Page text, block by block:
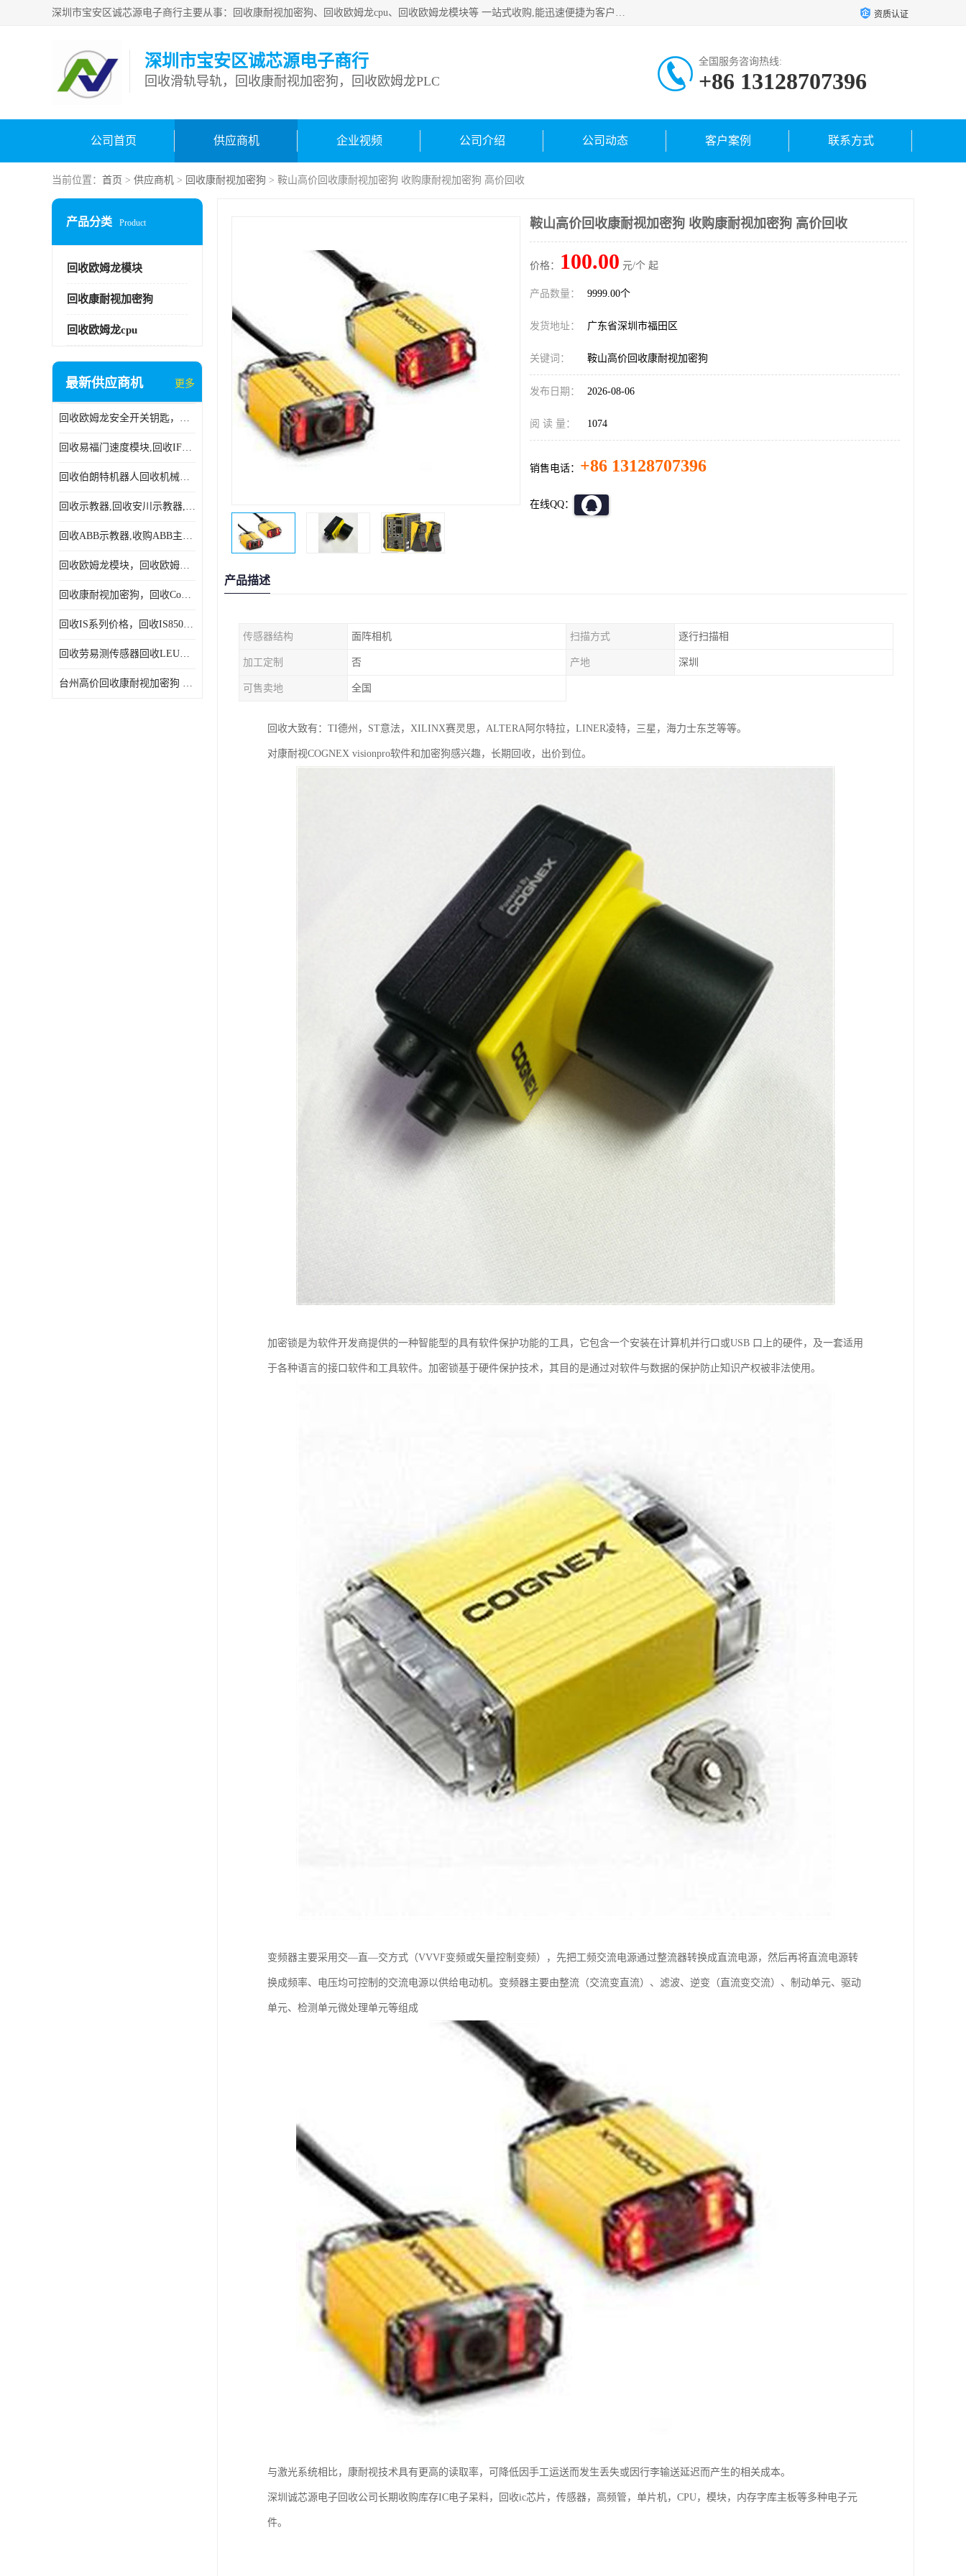
深圳市宝安区诚芯源电子商行主要从事：回收康耐视加密狗、回收欧姆龙cpu、回收欧姆龙模块等 一站式收购,能迅速便捷为客户消化库存、减少仓储、回笼资金，我们交易灵活方便，现金支付，价格优势合理，在业务方面赢得广大客户的一致好评 热情欢迎有库存需要处理的客户 请尽快联系我们 资质认证
深圳市宝安区诚芯源电子商行
回收滑轨导轨，回收康耐视加密狗，回收欧姆龙PLC
全国服务咨询热线:
+86 13128707396
公司首页 供应商机 企业视频 公司介绍 公司动态 客户案例 联系方式
当前位置： 首页 > 供应商机 > 回收康耐视加密狗 > 鞍山高价回收康耐视加密狗 收购康耐视加密狗 高价回收
产品分类 Product
回收欧姆龙模块
回收康耐视加密狗
回收欧姆龙cpu
最新供应商机 更多
回收欧姆龙安全开关钥匙，回收OMRON安全锁，回收光电传感器
回收易福门速度模块,回收IFM大全,回收易福门AS-iDP模块
回收伯朗特机器人回收机械手臂伯朗特六轴工业机器人
回收示教器,回收安川示教器,回收ABB新旧示教器
回收ABB示教器,收购ABB主机CPU,回收DSQC69示教器
回收欧姆龙模块，回收欧姆龙CPU,回收欧姆龙cpu
回收康耐视加密狗，回收Cognex加密狗，回收Cognex相机
回收IS系列价格，回收IS8505MP视觉，回收康耐视无包装相机
回收劳易测传感器回收LEUZE传感器
台州高价回收康耐视加密狗 收购康耐视加密狗 废旧回收
鞍山高价回收康耐视加密狗 收购康耐视加密狗 高价回收
价格： 100.00 元/个 起
产品数量： 9999.00个
发货地址： 广东省深圳市福田区
关键词： 鞍山高价回收康耐视加密狗
发布日期： 2026-08-06
阅 读 量： 1074
销售电话： +86 13128707396
在线QQ：
产品描述
传感器结构 面阵相机 扫描方式 逐行扫描相
加工定制 否 产地 深圳
可售卖地 全国
回收大致有：TI德州，ST意法，XILINX赛灵思，ALTERA阿尔特拉，LINER凌特，三星，海力士东芝等等。
对康耐视COGNEX visionpro软件和加密狗感兴趣，长期回收，出价到位。
加密锁是为软件开发商提供的一种智能型的具有软件保护功能的工具，它包含一个安装在计算机并行口或USB 口上的硬件，及一套适用
于各种语言的接口软件和工具软件。加密锁基于硬件保护技术，其目的是通过对软件与数据的保护防止知识产权被非法使用。
变频器主要采用交—直—交方式（VVVF变频或矢量控制变频），先把工频交流电源通过整流器转换成直流电源，然后再将直流电源转
换成频率、电压均可控制的交流电源以供给电动机。变频器主要由整流（交流变直流）、滤波、逆变（直流变交流）、制动单元、驱动
单元、检测单元微处理单元等组成
与激光系统相比，康耐视技术具有更高的读取率，可降低因手工运送而发生丢失或因行李输送延迟而产生的相关成本。
深圳诚芯源电子回收公司长期收购库存IC电子呆料，回收ic芯片，传感器，高频管，单片机，CPU，模块，内存字库主板等多种电子元
件。